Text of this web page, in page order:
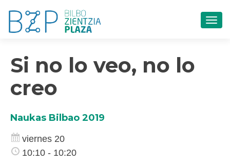
Si no lo veo, no lo
creo
Naukas Bilbao 2019
viernes 20
10:10 - 10:20